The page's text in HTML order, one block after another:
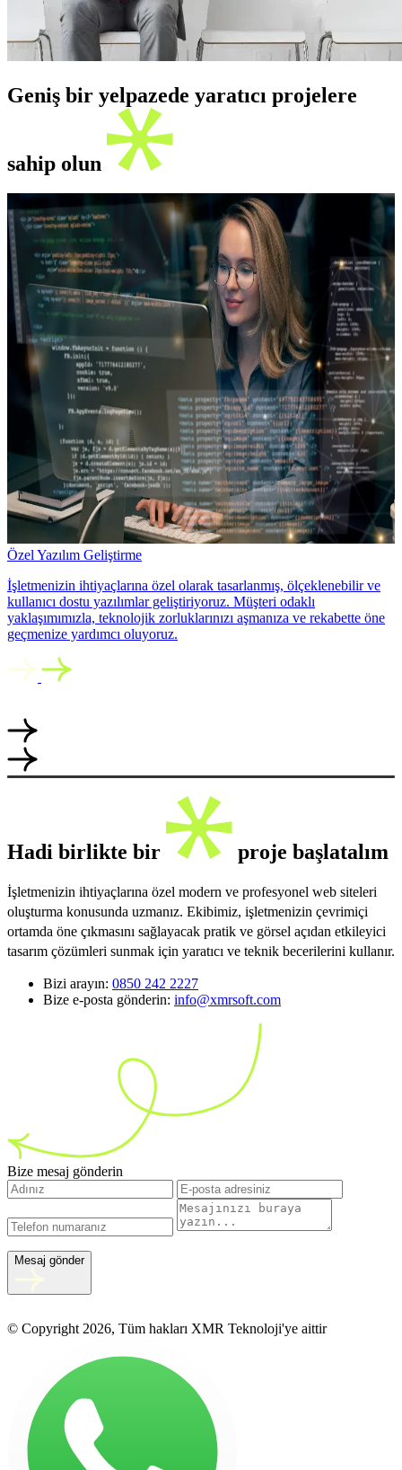
Geniş bir yelpazede yaratıcı projelere
sahip olun
Özel Yazılım Geliştirme
İşletmenizin ihtiyaçlarına özel olarak tasarlanmış, ölçeklenebilir ve
kullanıcı dostu yazılımlar geliştiriyoruz. Müşteri odaklı
yaklaşımımızla, teknolojik zorluklarınızı aşmanıza ve rekabette öne
geçmenize yardımcı oluyoruz.
Hadi birlikte bir proje başlatalım
İşletmenizin ihtiyaçlarına özel modern ve profesyonel web siteleri
oluşturma konusunda uzmanız. Ekibimiz, işletmenizin çevrimiçi
ortamda öne çıkmasını sağlayacak pratik ve görsel açıdan etkileyici
tasarım çözümleri sunmak için yaratıcı ve teknik becerilerini kullanır.
Bizi arayın: 0850 242 2227
Bize e-posta gönderin: info@xmrsoft.com
Bize mesaj gönderin
Mesaj gönder
© Copyright 2026, Tüm hakları XMR Teknoloji'ye aittir